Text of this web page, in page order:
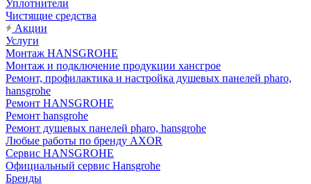
Уплотнители
Чистящие средства
Акции
Услуги
Монтаж HANSGROHE
Монтаж и подключение продукции хансгрое
Ремонт, профилактика и настройка душевых панелей pharo,
hansgrohe
Ремонт HANSGROHE
Ремонт hansgrohe
Ремонт душевых панелей pharo, hansgrohe
Любые работы по бренду AXOR
Сервис HANSGROHE
Официальный сервис Hansgrohe
Бренды